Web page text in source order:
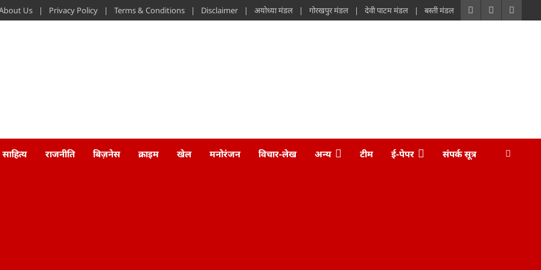
Us Privacy Policy Terms & Conditions Disclaimer अयोध्या मंडल गोरखपुर मंडल देवी पाटम मंडल बस्ती मंडल
साहित्य राजनीति बिज़नेस क्राइम खेल मनोरंजन विचार-लेख अन्य टीम ई-पेपर संपर्क सूत्र